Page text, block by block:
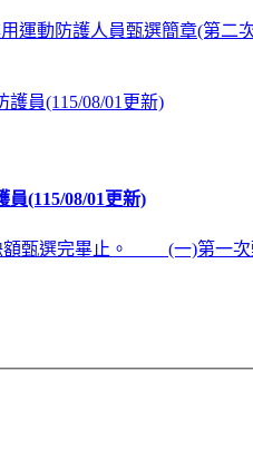
用運動防護人員甄選簡章(第二
員(115/08/01更新)
額甄選完畢止。 (一)第一次